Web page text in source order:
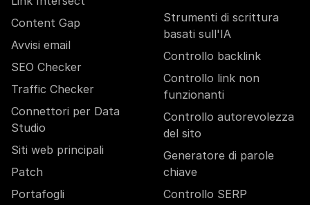
Content Gap
Avvisi email
SEO Checker
Traffic Checker
Connettori per Data
Studio
Siti web principali
Patch
Portafogli
Strumenti di scrittura
basati sull'IA
Controllo backlink
Controllo link non
funzionanti
Controllo autorevolezza
del sito
Generatore di parole
chiave
Controllo SERP